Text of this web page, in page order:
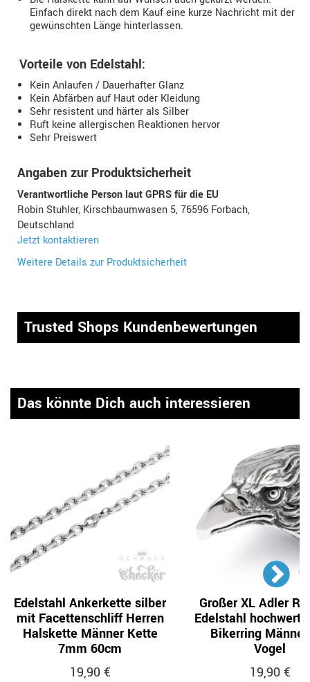
Einfach direkt nach dem Kauf eine kurze Nachricht mit der
gewünschten Länge hinterlassen.
Vorteile von Edelstahl:
Kein Anlaufen / Dauerhafter Glanz
Kein Abfärben auf Haut oder Kleidung
Sehr resistent und härter als Silber
Ruft keine allergischen Reaktionen hervor
Sehr Preiswert
Angaben zur Produktsicherheit
Verantwortliche Person laut GPRS für die EU
Robin Stuhler, Kirschbaumwasen 5, 76596 Forbach,
Deutschland
Jetzt kontaktieren
Weitere Details zur Produktsicherheit
Trusted Shops Kundenbewertungen
Das könnte Dich auch interessieren
Edelstahl Ankerkette silber
mit Facettenschliff Herren
Halskette Männer Kette
7mm 60cm
19,90 €
Großer XL Adler
Edelstahl
Bikerring
Vogel
19,90 €